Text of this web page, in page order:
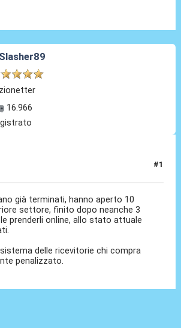
Slasher89
16.966
#1
già terminati, hanno aperto 10
settore, finito dopo neanche 3
prenderli online, allo stato attuale
delle ricevitorie chi compra
penalizzato.